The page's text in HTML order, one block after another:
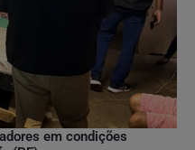
em condições